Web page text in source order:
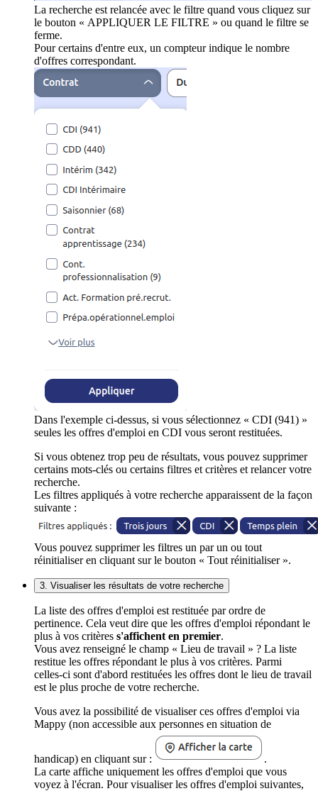
La recherche est relancée avec le filtre quand vous cliquez sur
le bouton « APPLIQUER LE FILTRE » ou quand le filtre se
ferme.
Pour certains d'entre eux, un compteur indique le nombre
d'offres correspondant.
Dans l'exemple ci-dessus, si vous sélectionnez « CDI (941) »
seules les offres d'emploi en CDI vous seront restituées.
Si vous obtenez trop peu de résultats, vous pouvez supprimer
certains mots-clés ou certains filtres et critères et relancer votre
recherche.
Les filtres appliqués à votre recherche apparaissent de la façon
suivante :
Vous pouvez supprimer les filtres un par un ou tout
réinitialiser en cliquant sur le bouton « Tout réinitialiser ».
3. Visualiser les résultats de votre recherche
La liste des offres d'emploi est restituée par ordre de
pertinence. Cela veut dire que les offres d'emploi répondant le
plus à vos critères s'affichent en premier.
Vous avez renseigné le champ « Lieu de travail » ? La liste
restitue les offres répondant le plus à vos critères. Parmi
celles-ci sont d'abord restituées les offres dont le lieu de travail
est le plus proche de votre recherche.
Vous avez la possibilité de visualiser ces offres d'emploi via
Mappy (non accessible aux personnes en situation de
handicap) en cliquant sur :
.
La carte affiche uniquement les offres d'emploi que vous
voyez à l'écran. Pour visualiser les offres d'emploi suivantes,